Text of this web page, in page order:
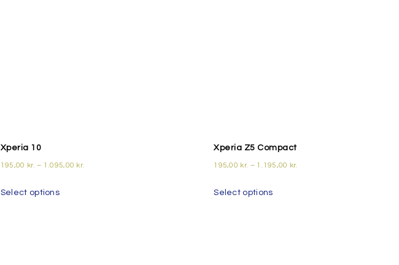
Xperia 10
195,00 kr. – 1.095,00 kr.
Select options
Xperia Z5 Compact
195,00 kr. – 1.195,00 kr.
Select options